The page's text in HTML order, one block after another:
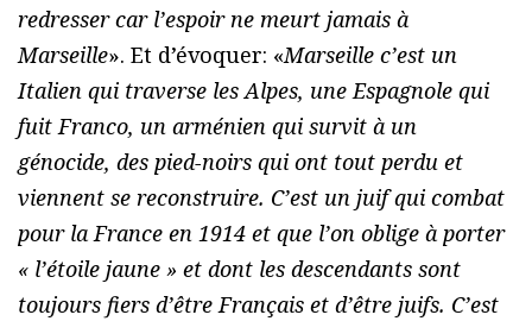
redresser car l’espoir ne meurt jamais à
Marseille». Et d’évoquer: «Marseille c’est un
Italien qui traverse les Alpes, une Espagnole qui
fuit Franco, un arménien qui survit à un
génocide, des pied-noirs qui ont tout perdu et
viennent se reconstruire. C’est un juif qui combat
pour la France en 1914 et que l’on oblige à porter
« l’étoile jaune » et dont les descendants sont
toujours fiers d’être Français et d’être juifs. C’est